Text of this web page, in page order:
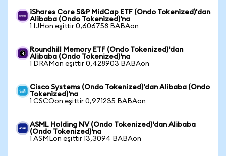
iShares Core S&P MidCap ETF (Ondo Tokenized)'dan
Alibaba (Ondo Tokenized)'na
1 IJHon eşittir 0,606758 BABAon
Roundhill Memory ETF (Ondo Tokenized)'dan
Alibaba (Ondo Tokenized)'na
1 DRAMon eşittir 0,428903 BABAon
Cisco Systems (Ondo Tokenized)'dan Alibaba (Ondo
Tokenized)'na
1 CSCOon eşittir 0,971235 BABAon
ASML Holding NV (Ondo Tokenized)'dan Alibaba
(Ondo Tokenized)'na
1 ASMLon eşittir 13,3094 BABAon